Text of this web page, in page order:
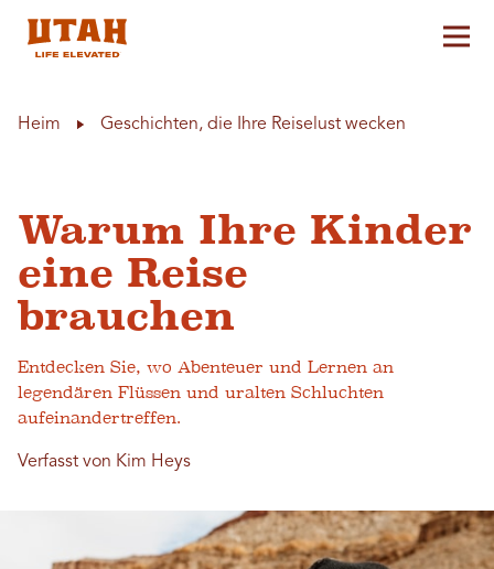
Heim Geschichten, die Ihre Reiselust wecken
Warum Ihre Kinder
eine Reise
brauchen
Entdecken Sie, wo Abenteuer und Lernen an
legendären Flüssen und uralten Schluchten
aufeinandertreffen.
Verfasst von Kim Heys